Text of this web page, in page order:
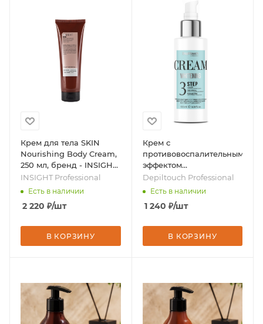
Крем для тела SKIN
Nourishing Body Cream,
250 мл, бренд - INSIGHT
Professional
INSIGHT Professional
Есть в наличии
2 220 ₽/шт
В КОРЗИНУ
Крем с
противовоспалительным
эффектом
отбеливающий, 100 мл,
бренд - Depiltouch
Depiltouch Professional
Есть в наличии
1 240 ₽/шт
В КОРЗИНУ